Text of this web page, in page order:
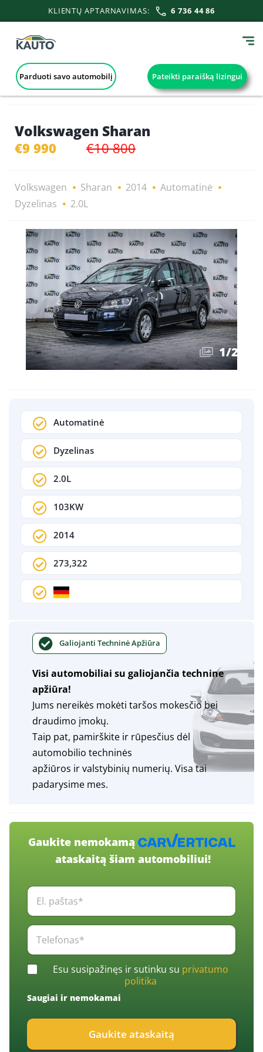
KLIENTŲ APTARNAVIMAS: 6 736 44 86
Parduoti savo automobilį Pateikti paraišką lizingui
Volkswagen Sharan
€9 990 €10 800
Volkswagen Sharan 2014
Automatinė
Dyzelinas
2.0L
1/23
Automatinė
Dyzelinas
2.0L
103KW
2014
273,322
Galiojanti Techninė Apžiūra
Visi automobiliai su galiojančia technine
apžiūra!
Jums nereikės mokėti taršos mokesčio bei
draudimo įmokų.
Taip pat, pamirškite ir rūpesčius dėl
automobilio techninės
apžiūros ir valstybinių numerių. Visa tai
padarysime mes.
Gaukite nemokamą
ataskaitą šiam automobiliui!
E
.
p
š
t
a
*
T
l
e
f
n
s
C
c
b
x
Esu susipažinęs ir sutinku su privatumo
politika
Saugiai ir nemokamai
Gaukite ataskaitą